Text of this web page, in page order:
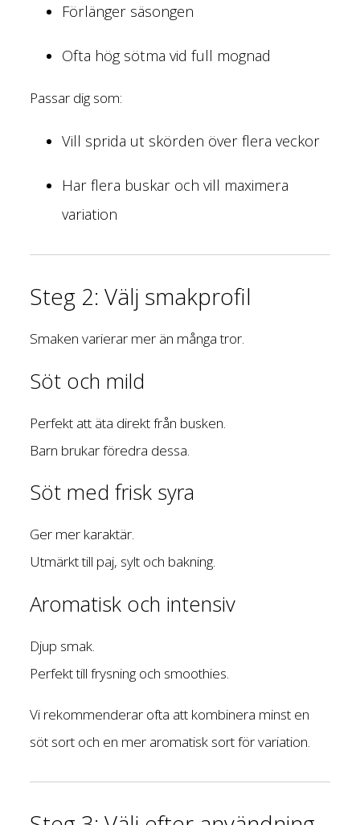
Förlänger säsongen
Ofta hög sötma vid full mognad
Passar dig som:
Vill sprida ut skörden över flera veckor
Har flera buskar och vill maximera
variation
Steg 2: Välj smakprofil
Smaken varierar mer än många tror.
Söt och mild
Perfekt att äta direkt från busken.
Barn brukar föredra dessa.
Söt med frisk syra
Ger mer karaktär.
Utmärkt till paj, sylt och bakning.
Aromatisk och intensiv
Djup smak.
Perfekt till frysning och smoothies.
Vi rekommenderar ofta att kombinera minst en
söt sort och en mer aromatisk sort för variation.